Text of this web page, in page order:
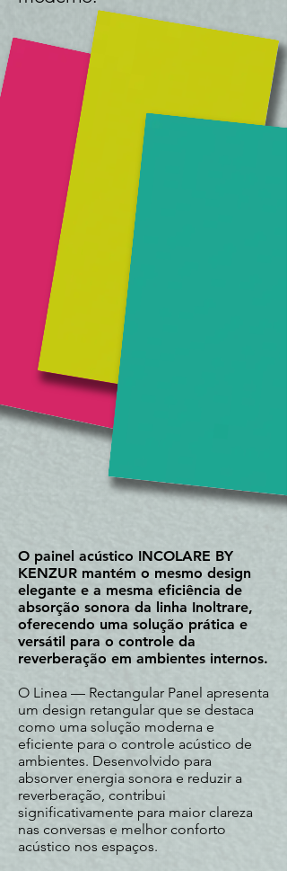
O painel acústico INCOLARE BY
KENZUR mantém o mesmo design
elegante e a mesma eficiência de
absorção sonora da linha Inoltrare,
oferecendo uma solução prática e
versátil para o controle da
reverberação em ambientes internos.
O Linea — Rectangular Panel apresenta
um design retangular que se destaca
como uma solução moderna e
eficiente para o controle acústico de
ambientes. Desenvolvido para
absorver energia sonora e reduzir a
reverberação, contribui
significativamente para maior clareza
nas conversas e melhor conforto
acústico nos espaços.